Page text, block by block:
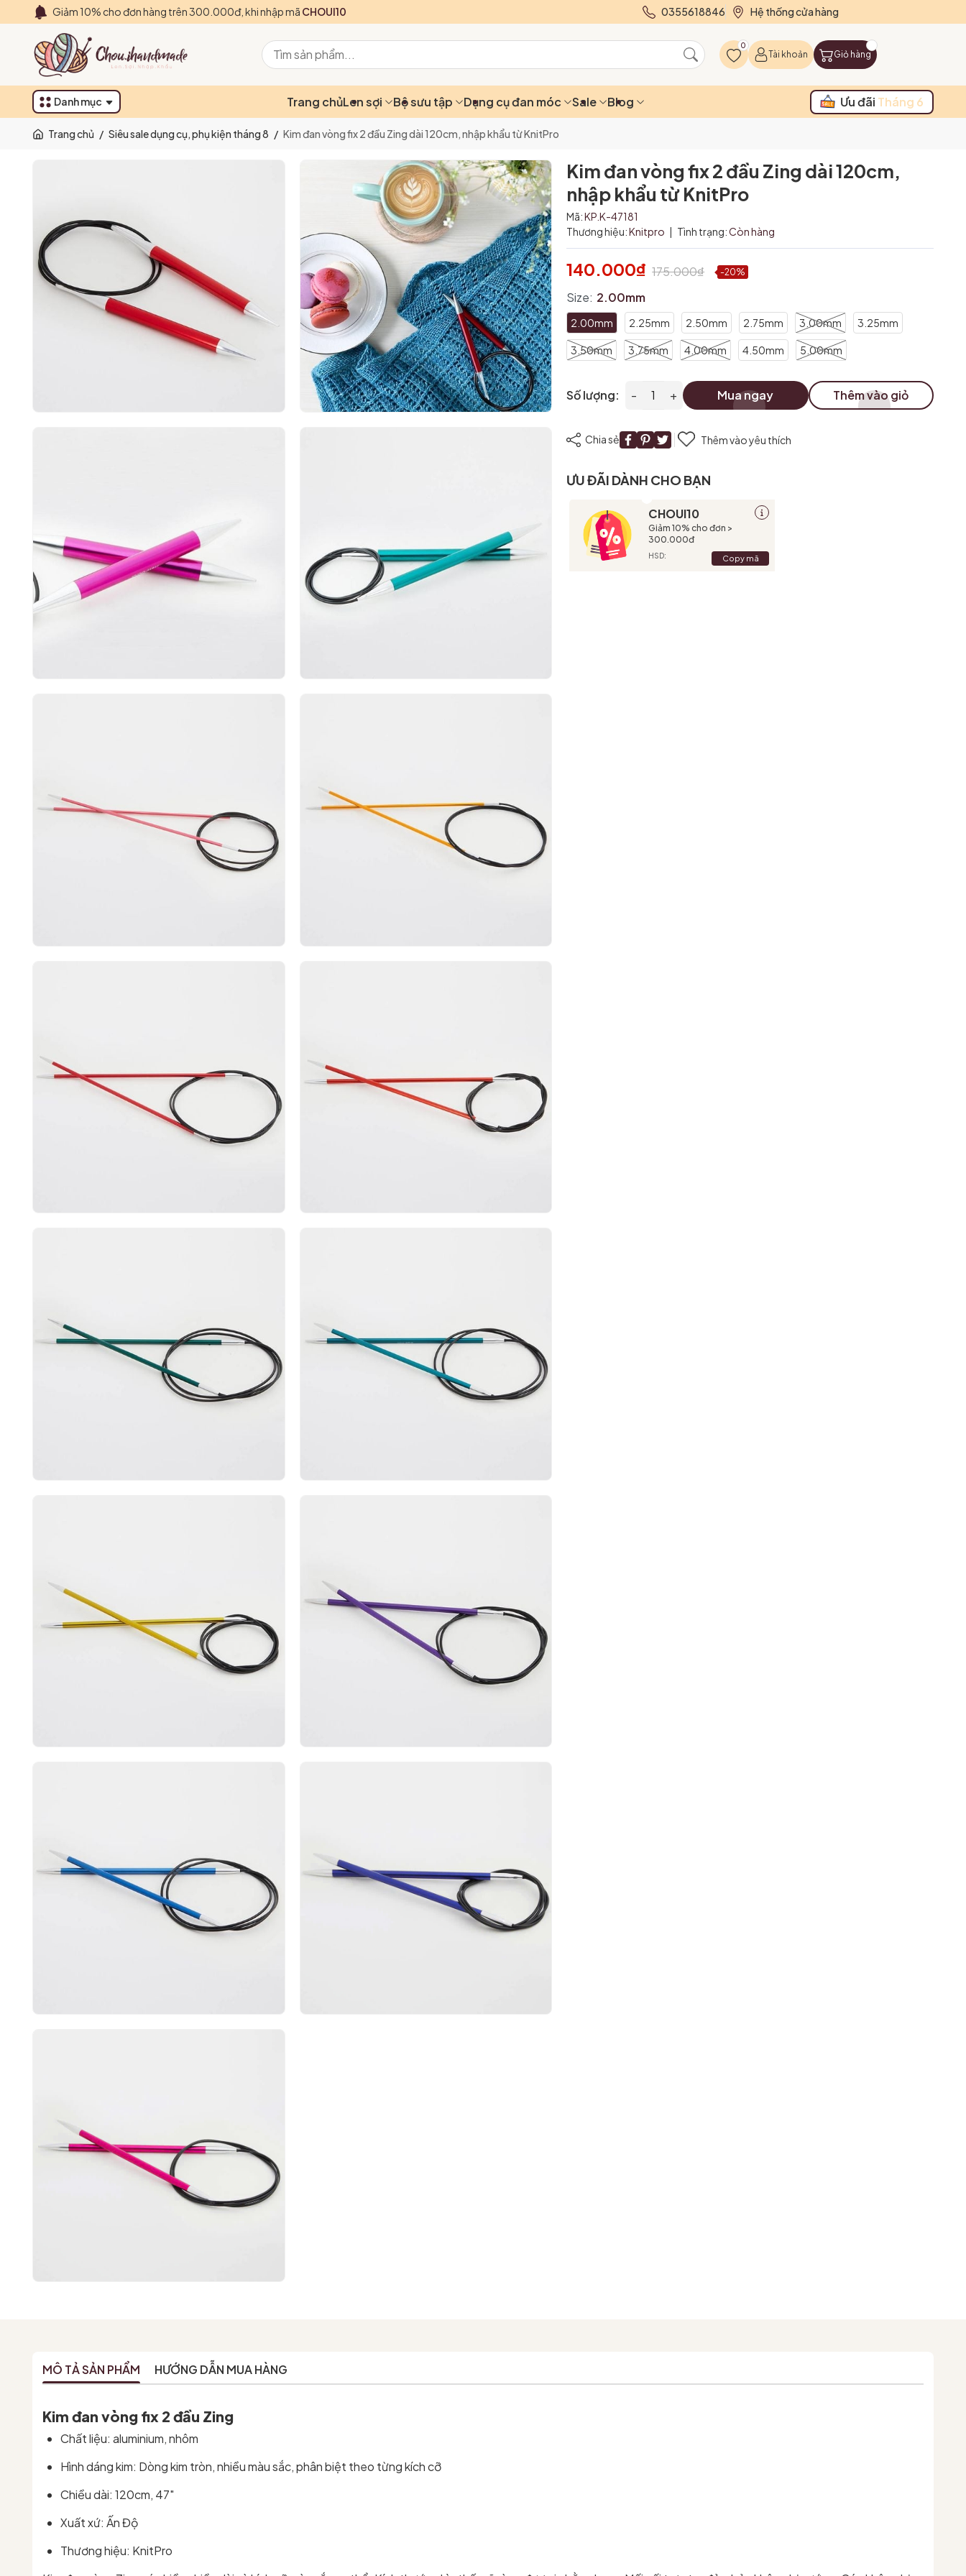
Giảm 10% cho đơn hàng trên 300.000đ, khi nhập mã CHOUI10 0355618846 Hệ thống cửa hàng
0
Tài khoản Giỏ hàng
Danh mục Trang chủLen sợi Bộ sưu tập Dụng cụ đan móc Sale Blog Ưu đãi Tháng 6
Trang chủ / Siêu sale dụng cụ, phụ kiện tháng 8 / Kim đan vòng fix 2 đầu Zing dài 120cm, nhập khẩu từ KnitPro
Kim đan vòng fix 2 đầu Zing dài 120cm,
nhập khẩu từ KnitPro
Mã:KP.K-47181
Thương hiệu:Knitpro | Tình trạng:Còn hàng
140.000₫ 175.000₫ -20%
Size: 2.00mm
2.00mm 2.25mm 2.50mm 2.75mm 3.00mm 3.25mm
3.50mm 3.75mm 4.00mm 4.50mm 5.00mm
Số lượng: - + Mua ngay Thêm vào giỏ
Chia sẻ Thêm vào yêu thích
ƯU ĐÃI DÀNH CHO BẠN
CHOUI10
Giảm 10% cho đơn >
300.000đ
HSD: Copy mã
MÔ TẢ SẢN PHẨM HƯỚNG DẪN MUA HÀNG
Kim đan vòng fix 2 đầu Zing
Chất liệu: aluminium, nhôm
Hình dáng kim: Dòng kim tròn, nhiều màu sắc, phân biệt theo từng kích cỡ
Chiều dài: 120cm, 47"
Xuất xứ: Ấn Độ
Thương hiệu: KnitPro
Ngày hết hạn:
Điều kiện: